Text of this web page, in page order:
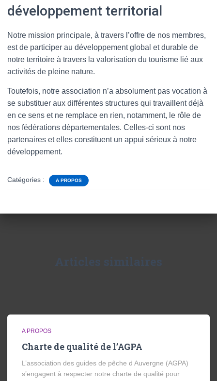
développement territorial
Notre mission principale, à travers l’offre de nos membres,
est de participer au développement global et durable de
notre territoire à travers la valorisation du tourisme lié aux
activités de pleine nature.
Toutefois, notre association n’a absolument pas vocation à
se substituer aux différentes structures qui travaillent déjà
en ce sens et ne remplace en rien, notamment, le rôle de
nos fédérations départementales. Celles-ci sont nos
partenaires et elles constituent un appui sérieux à notre
développement.
Catégories : A PROPOS
Articles similaires
A PROPOS
Charte de qualité de l’AGPA
L’association des guides de pêche d Auvergne (AGPA)
s’engagent à respecter notre charte de qualité pour